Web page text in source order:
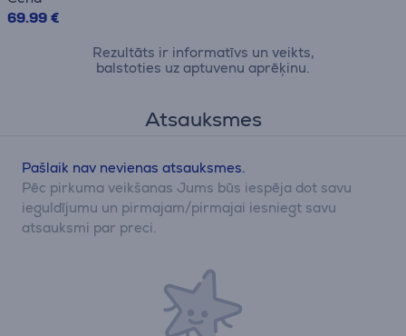
69.99 €
Rezultāts ir informatīvs un veikts,
balstoties uz aptuvenu aprēķinu.
Atsauksmes
Pašlaik nav nevienas atsauksmes.
Pēc pirkuma veikšanas Jums būs iespēja dot savu
ieguldījumu un pirmajam/pirmajai iesniegt savu
atsauksmi par preci.